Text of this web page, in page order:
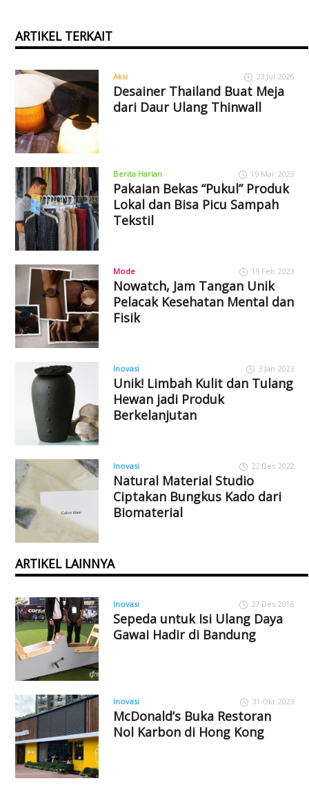
ARTIKEL TERKAIT
Aksi 23 Jul 2026
Desainer Thailand Buat Meja
dari Daur Ulang Thinwall
Berita Harian 19 Mar 2023
Pakaian Bekas “Pukul” Produk
Lokal dan Bisa Picu Sampah
Tekstil
Mode 19 Feb 2023
Nowatch, Jam Tangan Unik
Pelacak Kesehatan Mental dan
Fisik
Inovasi 3 Jan 2023
Unik! Limbah Kulit dan Tulang
Hewan jadi Produk
Berkelanjutan
Inovasi 22 Des 2022
Natural Material Studio
Ciptakan Bungkus Kado dari
Biomaterial
ARTIKEL LAINNYA
Inovasi 27 Des 2016
Sepeda untuk Isi Ulang Daya
Gawai Hadir di Bandung
Inovasi 31 Okt 2023
McDonald’s Buka Restoran
Nol Karbon di Hong Kong